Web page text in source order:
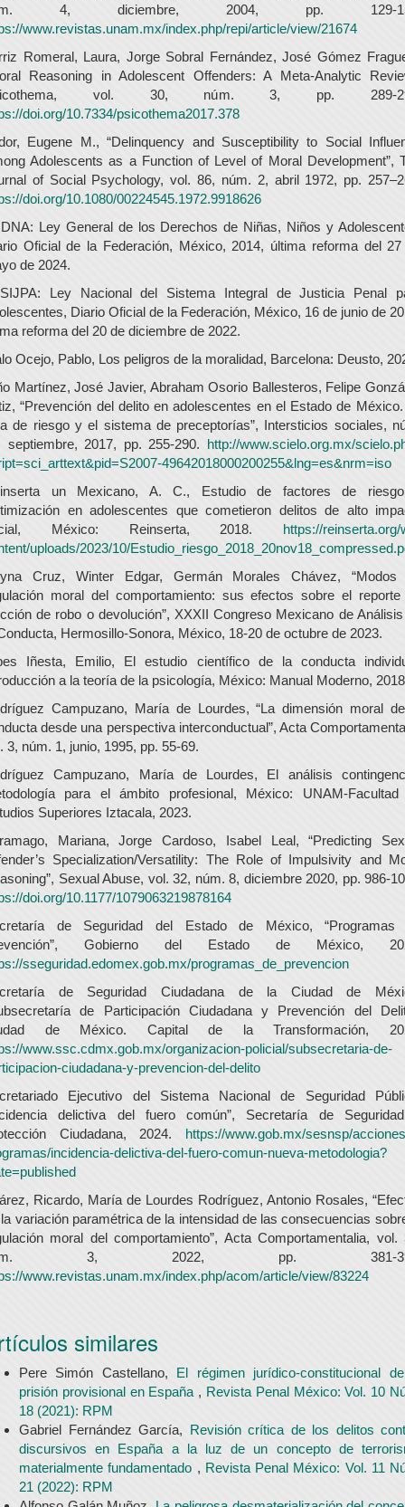
4, diciembre, 2004, pp. 129-
www.revistas.unam.mx/index.php/repi/article/view/21674
Romeral, Laura, Jorge Sobral Fernández, José Gómez
Reasoning in Adolescent Offenders: A Meta-Analytic
vol. 30, núm. 3, pp. 289-
doi.org/10.7334/psicothema2017.378
Eugene M., “Delinquency and Susceptibility to Social
Adolescents as a Function of Level of Moral Development”,
of Social Psychology, vol. 86, núm. 2, abril 1972, pp.
doi.org/10.1080/00224545.1972.9918626
Ley General de los Derechos de Niñas, Niños y
Oficial de la Federación, México, 2014, última reforma del
de 2024.
Ley Nacional del Sistema Integral de Justicia Penal
Diario Oficial de la Federación, México, 16 de junio de
reforma del 20 de diciembre de 2022.
Ocejo, Pablo, Los peligros de la moralidad, Barcelona: Deusto,
Martínez, José Javier, Abraham Osorio Ballesteros, Felipe
“Prevención del delito en adolescentes en el Estado de
de riesgo y el sistema de preceptorías”, Intersticios sociales,
septiembre, 2017, pp. 255-290. http://www.scielo.org.mx/
49642018000200255&lng=es&nrm=iso
un Mexicano, A. C., Estudio de factores de
en adolescentes que cometieron delitos de alto
México: Reinserta, 2018. https://reinserta.org/
uploads/2023/10/
Cruz, Winter Edgar, Germán Morales Chávez, “Modos
moral del comportamiento: sus efectos sobre el reporte
de robo o devolución”, XXXII Congreso Mexicano de
Hermosillo-Sonora, México, 18-20 de octubre de 2023.
Iñesta, Emilio, El estudio científico de la conducta
a la teoría de la psicología, México: Manual Moderno,
Campuzano, María de Lourdes, “La dimensión moral
desde una perspectiva interconductual”, Acta
3, núm. 1, junio, 1995, pp. 55-69.
Campuzano, María de Lourdes, El análisis
para el ámbito profesional, México: UNAM-Facultad
Superiores Iztacala, 2023.
Mariana, Jorge Cardoso, Isabel Leal, “Predicting
Specialization/Versatility: The Role of Impulsivity and
Sexual Abuse, vol. 32, núm. 8, diciembre 2020, pp. 986-
doi.org/10.1177/1079063219878164
de Seguridad del Estado de México, “Programas
Gobierno del Estado de México,
sseguridad.edomex.gob.mx/programas_de_prevencion
de Seguridad Ciudadana de la Ciudad de
de Participación Ciudadana y Prevención del
de México. Capital de la Transformación,
www.ssc.cdmx.gob.mx/organizacion-policial/subsecretaria-de-
ciudadana-y-prevencion-del-delito
Ejecutivo del Sistema Nacional de Seguridad
delictiva del fuero común”, Secretaría de
Ciudadana, 2024. https://www.gob.mx/sesnsp/
incidencia-delictiva-del-fuero-comun-nueva-metodologia?
Ricardo, María de Lourdes Rodríguez, Antonio Rosales,
variación paramétrica de la intensidad de las consecuencias
moral del comportamiento”, Acta Comportamentalia, vol.
3, 2022, pp. 381-
www.revistas.unam.mx/index.php/acom/article/view/83224
similares
Pere Simón Castellano, El régimen jurídico-constitucional
prisión provisional en España , Revista Penal México: Vol. 10
18 (2021): RPM
Gabriel Fernández García, Revisión crítica de los delitos
discursivos en España a la luz de un concepto de
materialmente fundamentado , Revista Penal México: Vol. 11
21 (2022): RPM